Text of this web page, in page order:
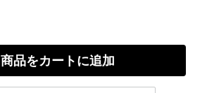
商品をカートに追加